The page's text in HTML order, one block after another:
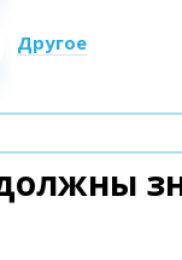
Другое